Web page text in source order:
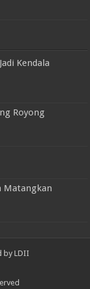
Kendala
Royong
Matangkan
by LDII